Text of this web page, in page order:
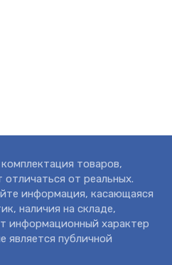
товаров,
отличаться от реальных.
информация, касающаяся
наличия на складе,
информационный характер
является публичной